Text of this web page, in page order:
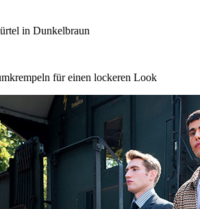
in Dunkelbraun
für einen lockeren Look